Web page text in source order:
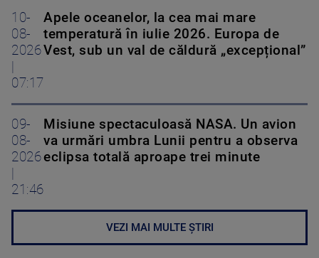
10-
08-
2026
07:17
Apele oceanelor, la cea mai mare
temperatură în iulie 2026. Europa de
Vest, sub un val de căldură „excepțional”
09-
08-
2026
21:46
Misiune spectaculoasă NASA. Un avion
va urmări umbra Lunii pentru a observa
eclipsa totală aproape trei minute
VEZI MAI MULTE ȘTIRI